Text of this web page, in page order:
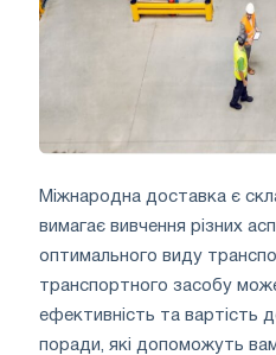
Міжнародна доставка є
вимагає вивчення різних
оптимального виду
транспортного засобу
ефективність та вартість
поради, які допоможуть